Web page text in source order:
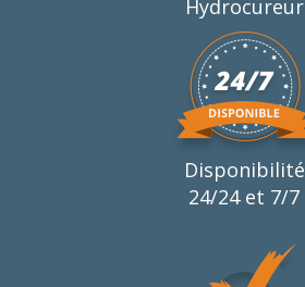
Hydrocureur
Disponibilité
24/24 et 7/7